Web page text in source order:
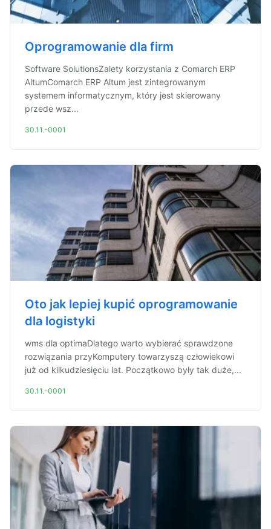
Oprogramowanie dla firm
Software SolutionsZalety korzystania z Comarch ERP
AltumComarch ERP Altum jest zintegrowanym
systemem informatycznym, który jest skierowany
przede wsz...
30.11.-0001
Oto jak lepiej kupić oprogramowanie
dla logistyki
wms dla optimaDlatego warto wybierać sprawdzone
rozwiązania przyKomputery towarzyszą człowiekowi
już od kilkudziesięciu lat. Początkowo były tak duże,...
30.11.-0001